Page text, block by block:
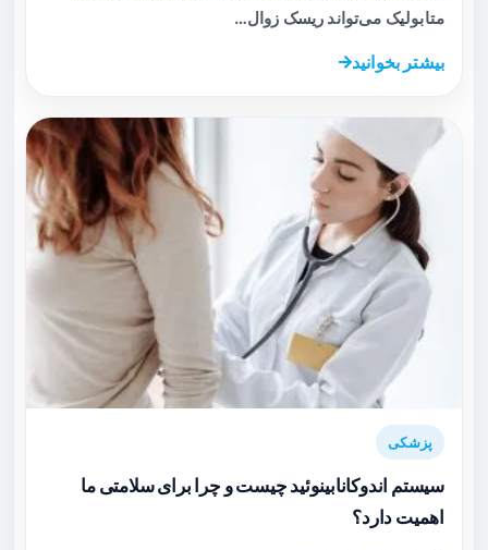
متابولیک می‌تواند ریسک زوال…
بیشتر بخوانید
پزشکی
سیستم اندوکانابینوئید چیست و چرا برای سلامتی ما
اهمیت دارد؟